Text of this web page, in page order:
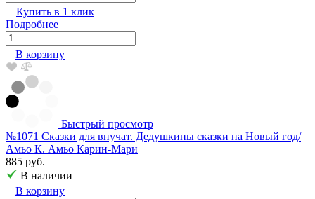
Купить в 1 клик
Подробнее
В корзину
Быстрый просмотр
№1071 Сказки для внучат. Дедушкины сказки на Новый год/
Амьо К. Амьо Карин-Мари
885 руб.
В наличии
В корзину